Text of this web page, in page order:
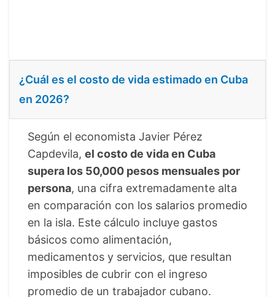
¿Cuál es el costo de vida estimado en Cuba
en 2026?
Según el economista Javier Pérez
Capdevila, el costo de vida en Cuba
supera los 50,000 pesos mensuales por
persona, una cifra extremadamente alta
en comparación con los salarios promedio
en la isla. Este cálculo incluye gastos
básicos como alimentación,
medicamentos y servicios, que resultan
imposibles de cubrir con el ingreso
promedio de un trabajador cubano.